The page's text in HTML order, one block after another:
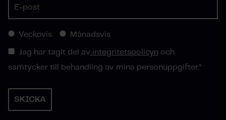
Veckovis Månadsvis
Jag har tagit del av integritetspolicyn och
samtycker till behandling av mina personuppgifter.*